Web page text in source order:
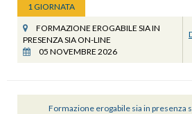
1 GIORNATA
FORMAZIONE EROGABILE SIA IN
PRESENZA SIA ON-LINE
05 NOVEMBRE 2026
Formazione erogabile sia in presenza